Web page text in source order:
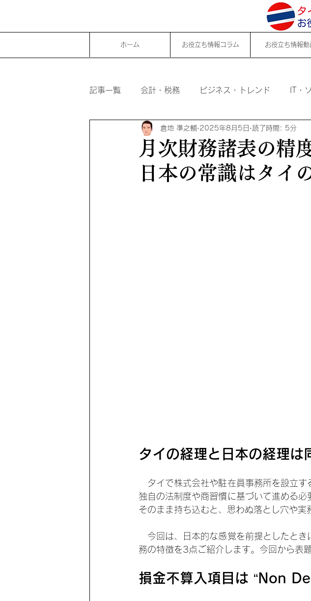
ホーム お役立ち情報コラム お役立ち情報動
記事一覧 会計・税務 ビジネス・トレンド IT・
月次財務諸表の精
日本の常識はタイ
倉地 準之輔 2025年8月5日 読了時間: 5分
タイの経理と日本の経理は
タイで株式会社や駐在員事務所を設立す
独自の法制度や商習慣に基づいて進める
そのまま持ち込むと、思わぬ落とし穴や実
今回は、日本的な感覚を前提としたとき
務の特徴を3点ご紹介します。今回から表
損金不算入項目は “Non